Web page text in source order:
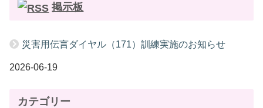
掲示板
災害用伝言ダイヤル（171）訓練実施のお知らせ
2026-06-19
カテゴリー